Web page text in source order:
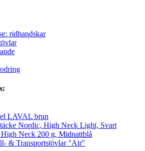
ridhandskar
LAVAL brun
Nordic, High Neck Light, Svart
Neck 200 g, Midnattblå
& Transportstövlar "Air"